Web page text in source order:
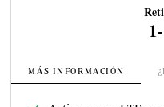
MÁS INFORMACIÓN